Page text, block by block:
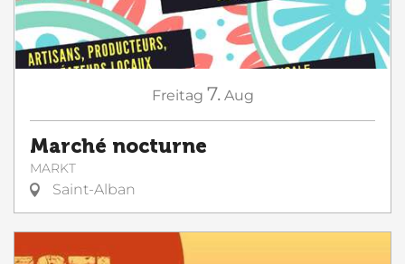
Freitag 7. Aug
Marché nocturne
MARKT
Saint-Alban